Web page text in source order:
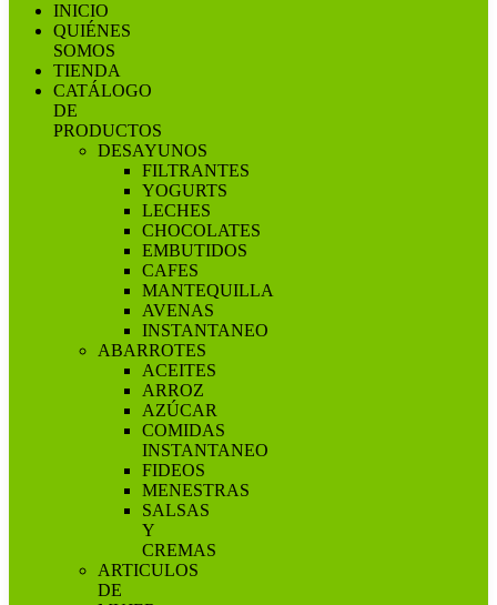
INICIO
QUIÉNES
SOMOS
TIENDA
CATÁLOGO
DE
PRODUCTOS
DESAYUNOS
FILTRANTES
YOGURTS
LECHES
CHOCOLATES
EMBUTIDOS
CAFES
MANTEQUILLA
AVENAS
INSTANTANEO
ABARROTES
ACEITES
ARROZ
AZÚCAR
COMIDAS
INSTANTANEO
FIDEOS
MENESTRAS
SALSAS
Y
CREMAS
ARTICULOS
DE